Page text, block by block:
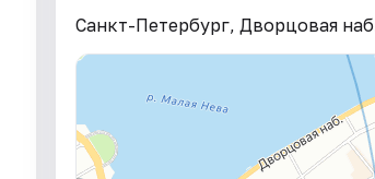
Санкт-Петербург, Дворцовая